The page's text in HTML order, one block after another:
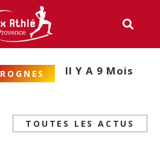
ROGNES Il Y A 9 Mois
TOUTES LES ACTUS